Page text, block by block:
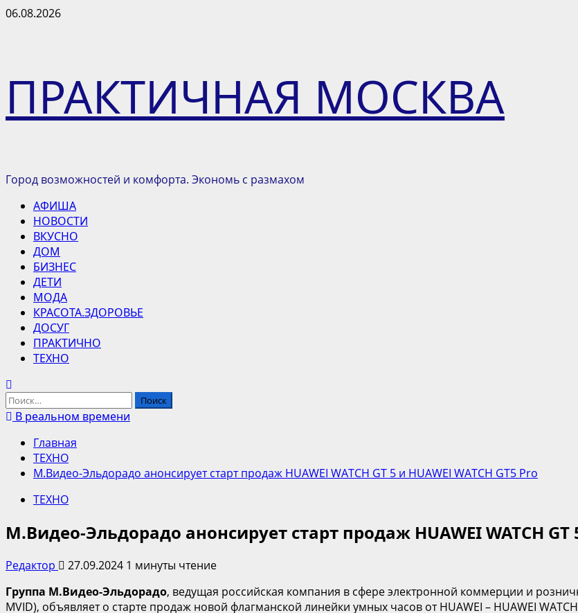
Перейти
06.08.2026
ПРАКТИЧНАЯ МОСКВА
Город возможностей и комфорта. Экономь с размахом
Основное
меню
АФИША
НОВОСТИ
ВКУСНО
ДОМ
БИЗНЕС
ДЕТИ
МОДА
КРАСОТА.ЗДОРОВЬЕ
ДОСУГ
ПРАКТИЧНО
ТЕХНО
Найти:
В реальном времени
Главная
ТЕХНО
М.Видео-Эльдорадо анонсирует старт продаж HUAWEI WATCH GT 5 и HUAWEI WATCH GT5 Pro
ТЕХНО
М.Видео-Эльдорадо анонсирует старт продаж HUAWEI WATCH GT
Редактор 27.09.2024 1 минуты чтение
Группа М.Видео-Эльдорадо, ведущая российская компания в сфере электронной коммерции и
MVID), объявляет о старте продаж новой флагманской линейки умных часов от HUAWEI – HUAWEI